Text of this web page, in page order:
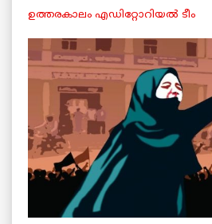
ഉത്തരകാലം എഡിറ്റോറിയല്‍ ടീം